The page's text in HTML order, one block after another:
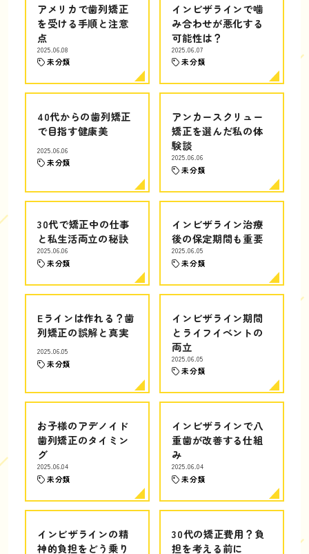
アメリカで歯列矯正
を受ける手順と注意
点
2025.06.08
未分類
インビザラインで噛
み合わせが悪化する
可能性は？
2025.06.07
未分類
40代からの歯列矯正
で目指す健康美
2025.06.06
未分類
アンカースクリュー
矯正を選んだ私の体
験談
2025.06.06
未分類
30代で矯正中の仕事
と私生活両立の秘訣
2025.06.06
未分類
インビザライン治療
後の保定期間も重要
2025.06.05
未分類
Eラインは作れる？歯
列矯正の誤解と真実
2025.06.05
未分類
インビザライン期間
とライフイベントの
両立
2025.06.05
未分類
お子様のアデノイド
歯列矯正のタイミン
グ
2025.06.04
未分類
インビザラインで八
重歯が改善する仕組
み
2025.06.04
未分類
インビザラインの精
神的負担をどう乗り
30代の矯正費用？負
担を考える前に